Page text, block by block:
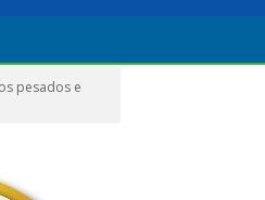
pesados e